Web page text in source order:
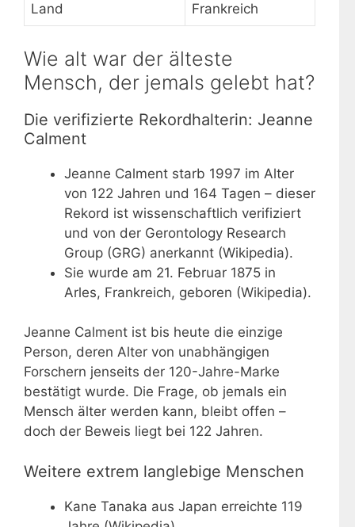
Land Frankreich
Wie alt war der älteste
Mensch, der jemals gelebt hat?
Die verifizierte Rekordhalterin: Jeanne
Calment
Jeanne Calment starb 1997 im Alter
von 122 Jahren und 164 Tagen – dieser
Rekord ist wissenschaftlich verifiziert
und von der Gerontology Research
Group (GRG) anerkannt (Wikipedia).
Sie wurde am 21. Februar 1875 in
Arles, Frankreich, geboren (Wikipedia).
Jeanne Calment ist bis heute die einzige
Person, deren Alter von unabhängigen
Forschern jenseits der 120-Jahre-Marke
bestätigt wurde. Die Frage, ob jemals ein
Mensch älter werden kann, bleibt offen –
doch der Beweis liegt bei 122 Jahren.
Weitere extrem langlebige Menschen
Kane Tanaka aus Japan erreichte 119